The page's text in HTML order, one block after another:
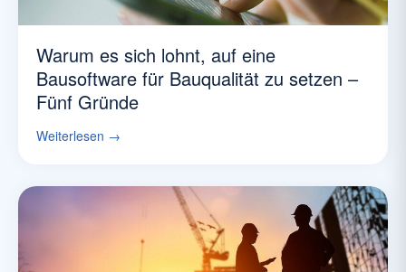
Warum es sich lohnt, auf eine
Bausoftware für Bauqualität zu setzen –
Fünf Gründe
Weiterlesen →